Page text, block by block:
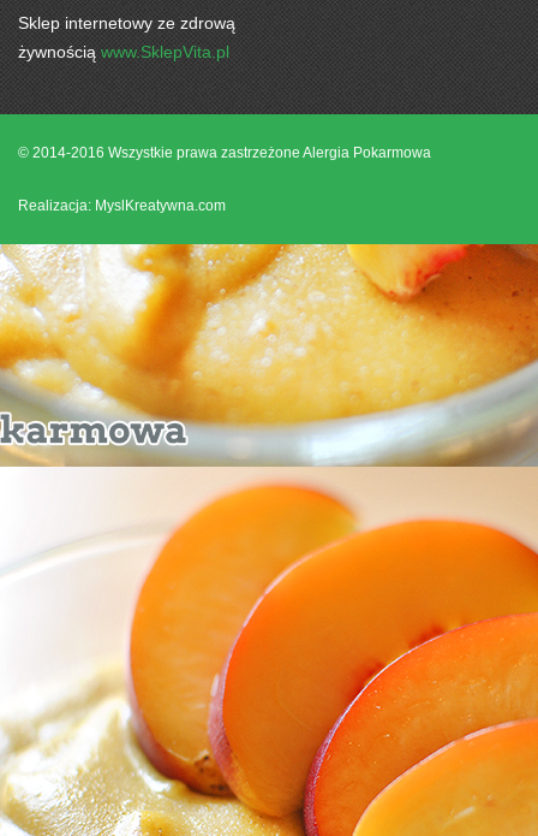
Sklep internetowy ze zdrową
żywnością www.SklepVita.pl
© 2014-2016 Wszystkie prawa zastrzeżone Alergia Pokarmowa
Realizacja: MyslKreatywna.com